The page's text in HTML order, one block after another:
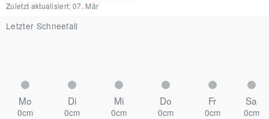
Zuletzt aktualisiert: 07. Mär
Letzter Schneefall
Mo Di Mi Do Fr Sa
0cm 0cm 0cm 0cm 0cm
0cm